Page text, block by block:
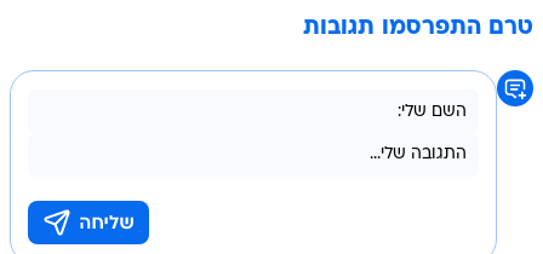
טרם התפרסמו תגובות